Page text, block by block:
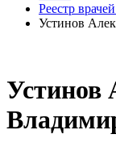
Реестр
Устинов
Устинов